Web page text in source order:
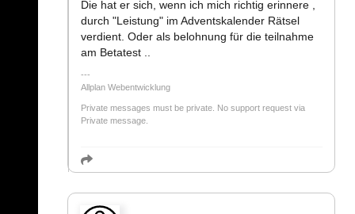
Die hat er sich, wenn ich mich richtig erinnere ,
durch "Leistung" im Adventskalender Rätsel
verdient. Oder als belohnung für die teilnahme
am Betatest ..
Allplan Webentwicklung
Private messages must be private. No support request via
Private message.